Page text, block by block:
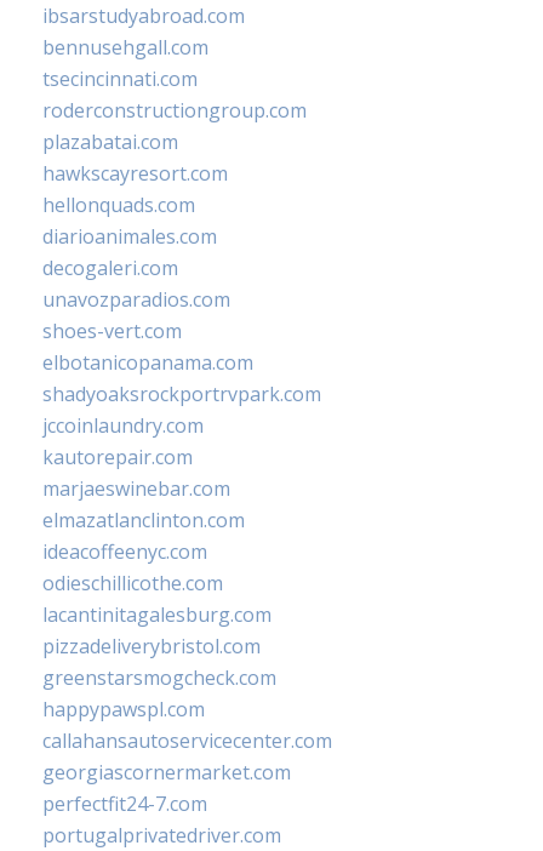
ibsarstudyabroad.com
bennusehgall.com
tsecincinnati.com
roderconstructiongroup.com
plazabatai.com
hawkscayresort.com
hellonquads.com
diarioanimales.com
decogaleri.com
unavozparadios.com
shoes-vert.com
elbotanicopanama.com
shadyoaksrockportrvpark.com
jccoinlaundry.com
kautorepair.com
marjaeswinebar.com
elmazatlanclinton.com
ideacoffeenyc.com
odieschillicothe.com
lacantinitagalesburg.com
pizzadeliverybristol.com
greenstarsmogcheck.com
happypawspl.com
callahansautoservicecenter.com
georgiascornermarket.com
perfectfit24-7.com
portugalprivatedriver.com